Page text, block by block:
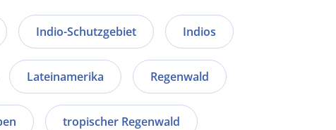
Indio-Schutzgebiet Indios
Lateinamerika Regenwald
tropischer Regenwald